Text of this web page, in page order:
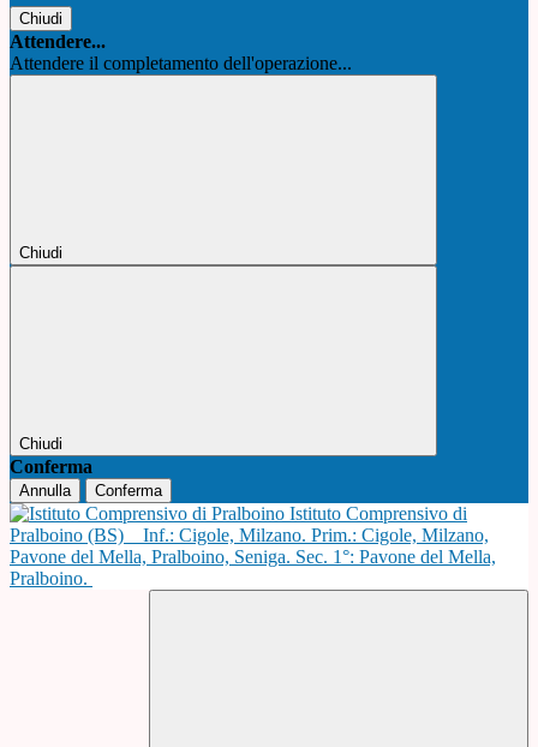
Chiudi
Attendere...
Attendere il completamento dell'operazione...
Chiudi
Chiudi
Conferma
Annulla Conferma
Istituto Comprensivo di
Pralboino (BS)
Inf.: Cigole, Milzano. Prim.: Cigole, Milzano,
Pavone del Mella, Pralboino, Seniga. Sec. 1°: Pavone del Mella,
Pralboino.